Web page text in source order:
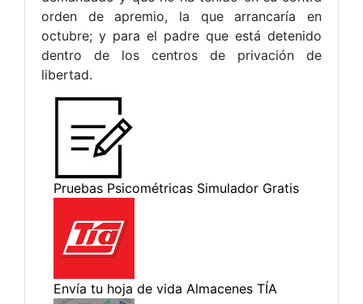
orden de apremio, la que arrancaría en
octubre; y para el padre que está detenido
dentro de los centros de privación de
libertad.